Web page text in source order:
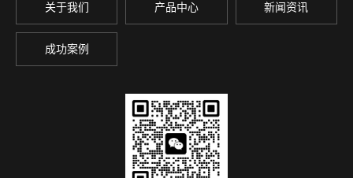
关于我们 产品中心 新闻资讯
成功案例